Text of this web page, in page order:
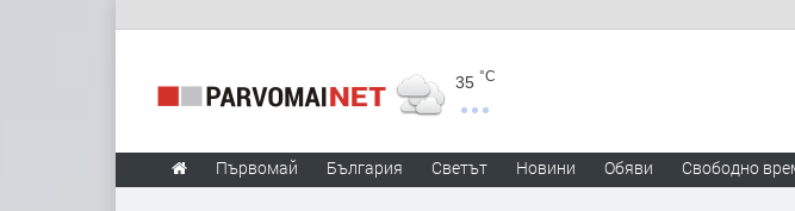
35 °C
Първомай България Светът Новини Обяви Свободно